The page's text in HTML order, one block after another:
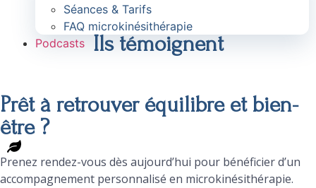
Séances & Tarifs
FAQ microkinésithérapie
Podcasts
Ils témoignent
Prêt à retrouver équilibre et bien-
être ?
Prenez rendez-vous dès aujourd’hui pour bénéficier d’un
accompagnement personnalisé en microkinésithérapie.